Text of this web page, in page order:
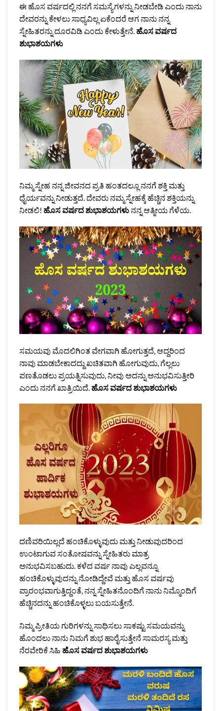
ಈ ಹೊಸ ವರ್ಷದಲ್ಲಿ ನನಗೆ ಸಮಸ್ಯೆಗಳನ್ನು ನೀಡಬೇಡಿ ಎಂದು ನಾನು
ದೇವರನ್ನು ಕೇಳಲು ಸಾಧ್ಯವಿಲ್ಲ ಏಕೆಂದರೆ ಆಗ ನಾನು ನನ್ನ
ಸ್ನೇಹಿತರನ್ನು ದೂರವಿಡಿ ಎಂದು ಕೇಳುತ್ತೇನೆ.ಹೊಸ ವರ್ಷದ
ಶುಭಾಶಯಗಳು
ನಿಮ್ಮ ಸ್ನೇಹ ನನ್ನ ಜೀವನದ ಪ್ರತಿ ಹಂತದಲ್ಲೂ ನನಗೆ ಶಕ್ತಿ ಮತ್ತು
ಧೈರ್ಯವನ್ನು ನೀಡುತ್ತದೆ. ದೇವರು ನಮ್ಮ ಸ್ನೇಹಕ್ಕೆ ಹೆಚ್ಚಿನ ಶಕ್ತಿಯನ್ನು
ನೀಡಲಿ! ಹೊಸ ವರ್ಷದ ಶುಭಾಶಯಗಳುನನ್ನ ಆತ್ಮೀಯ ಗೆಳೆಯ.
ಸಮಯವು ಮೊದಲಿಗಿಂತ ವೇಗವಾಗಿ ಹೋಗುತ್ತದೆ, ಆದ್ದರಿಂದ
ನಾವು ಮಾಡಬೇಕಾದದ್ದು ಖಚಿತವಾಗಿ ಹೋಗುವುದು, ಗೆಲ್ಲಲು
ಪಣತೊಡಲು ಪ್ರಯತ್ನಿಸುವುದು, ನೀವು ಅದನ್ನು ಅನುಭವಿಸುತ್ತೀರಿ
ಎಂದು ನನಗೆ ಖಾತ್ರಿಯಿದೆ. ಹೊಸ ವರ್ಷದ ಶುಭಾಶಯಗಳು
ದಣಿವರಿಯಿಲ್ಲದೆ ಹಂಚಿಕೊಳ್ಳುವುದು ಮತ್ತು ನೀಡುವುದರಿಂದ
ಉಂಟಾಗುವ ಸಂತೋಷವನ್ನು ಸ್ನೇಹಿತರು ಮಾತ್ರ
ಅನುಭವಿಸಬಹುದು. ಕಳೆದ ವರ್ಷ ನಾವು ಎಲ್ಲವನ್ನೂ
ಹಂಚಿಕೊಳ್ಳುವುದನ್ನು ನೋಡಿದ್ದೇವೆ ಮತ್ತು ಹೊಸ ವರ್ಷವು
ಪ್ರಾರಂಭವಾಗುತ್ತಿದ್ದಂತೆ, ನನ್ನ ಸ್ನೇಹಿತನೊಂದಿಗೆ ನಾನು ನಿಮ್ಮೊಂದಿಗೆ
ಹೆಚ್ಚಿನದನ್ನು ಹಂಚಿಕೊಳ್ಳಲು ಬಯಸುತ್ತೇನೆ.
ನಿಮ್ಮ ಪ್ರೀತಿಯ ಗುರಿಗಳನ್ನು ಸಾಧಿಸಲು ಸಾಕಷ್ಟು ಸಮಯವನ್ನು
ಹೊಂದಲು ನಾನು ನಿಮಗೆ ಶುಭ ಹಾರೈಸುತ್ತೇನೆ ಸಾಮರಸ್ಯ ಮತ್ತು
ನೆರವೇರಿಕೆ ಸಿಹಿ ಹೊಸ ವರ್ಷದ ಶುಭಾಶಯಗಳು